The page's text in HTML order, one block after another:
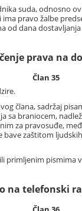
suda, odnosno
ima pravo žalbe
od dana
prava na
Član 35
člana, sadržaj
sa braniocem,
za pravosuđe,
bave zaštitom
primljenim pismima
na telefonski